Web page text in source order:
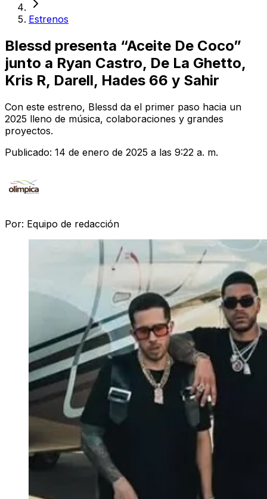
Estrenos
Blessd presenta “Aceite De Coco”
junto a Ryan Castro, De La Ghetto,
Kris R, Darell, Hades 66 y Sahir
Con este estreno, Blessd da el primer paso hacia un
2025 lleno de música, colaboraciones y grandes
proyectos.
Publicado: 14 de enero de 2025 a las 9:22 a. m.
Por: Equipo de redacción